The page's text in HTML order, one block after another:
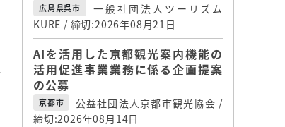
広島県呉市
一般社団法人ツーリズム
KURE / 締切:2026年08月21日
AIを活用した京都観光案内機能の
活用促進事業業務に係る企画提案
の公募
京都市
公益社団法人京都市観光協会 /
締切:2026年08月14日